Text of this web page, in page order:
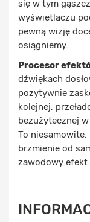
się w tym
wyświetlaczu
pewną wizję
osiągniemy.
Procesor
dźwiękach
pozytywnie
kolejnej,
bezużytecznej
To
brzmienie od
zawodowy efekt.